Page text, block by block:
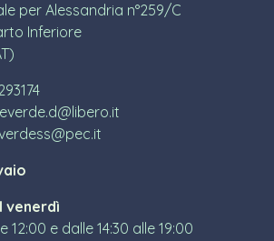
per Alessandria n°259/C
Inferiore
venerdì
12:00 e dalle 14:30 alle 19:00